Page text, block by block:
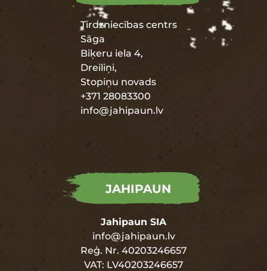
Tirdzniecības centrs
Sāga
Biķeru iela 4,
Dreiliņi,
Stopiņu novads
+371 28083300
info@jahipaun.lv
JAHIPAUN
Jahipaun SIA
info@jahipaun.lv
Reģ. Nr. 40203246657
VAT: LV40203246657